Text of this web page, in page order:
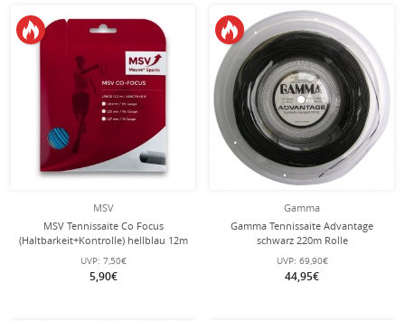
MSV
MSV Tennissaite Co Focus
(Haltbarkeit+Kontrolle) hellblau 12m
Set
UVP: 7,50€
5,90€
Gamma
Gamma Tennissaite Advantage
schwarz 220m Rolle
UVP: 69,90€
44,95€